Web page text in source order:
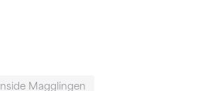
Inside Magglingen